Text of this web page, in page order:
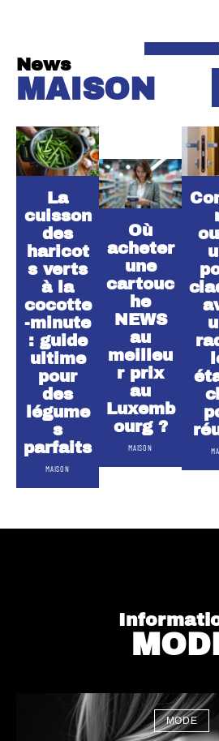
News
MAISON
La
cuisson
des
haricot
s verts
à la
cocotte
-minute
: guide
ultime
pour
des
légume
s
parfaits
MAISON
Où
acheter
une
cartouc
he
NEWS
au
meilleu
r prix
au
Luxemb
ourg ?
MAISON
MODE